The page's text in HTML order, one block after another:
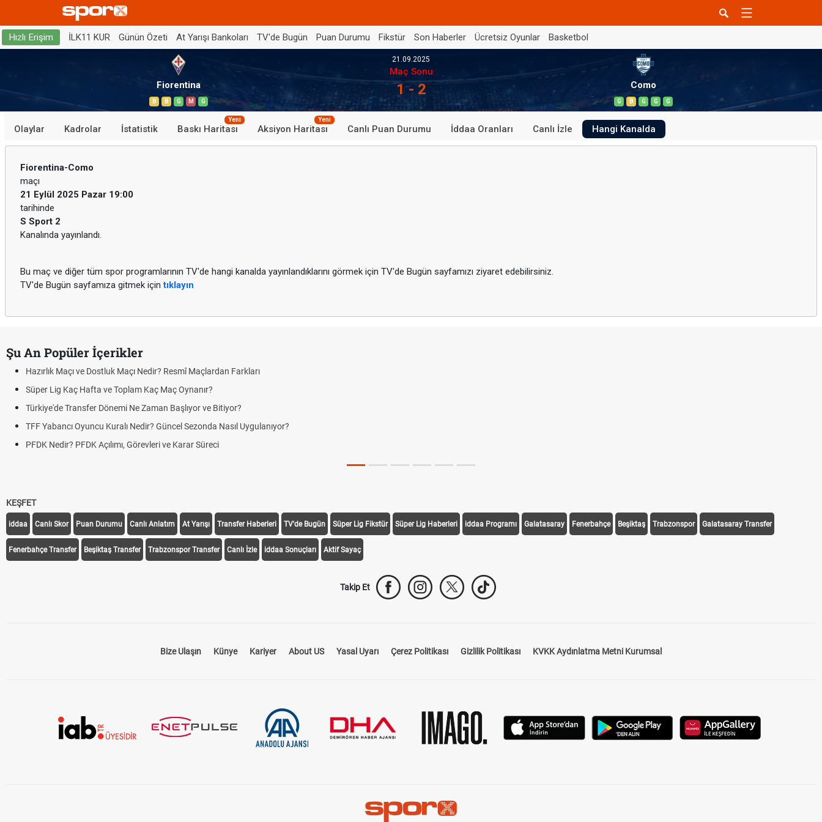
Hızlı Erişim İLK11 KUR Günün Özeti At Yarışı Bankoları TV'de Bugün Puan Durumu Fikstür Son Haberler Ücretsiz Oyunlar Basketbol
Fiorentina
B B G M G
21.09.2025
Maç Sonu
1 - 2 Como
G B G G G
Olaylar Kadrolar İstatistik Baskı Haritası
Yeni
Aksiyon Haritası
Yeni
Canlı Puan Durumu İddaa Oranları Canlı İzle Hangi Kanalda
Fiorentina-Como
maçı
21 Eylül 2025 Pazar 19:00
tarihinde
S Sport 2
Kanalında yayınlandı.
Bu maç ve diğer tüm spor programlarının TV'de hangi kanalda yayınlandıklarını görmek için TV'de Bugün sayfamızı ziyaret edebilirsiniz.
TV'de Bugün sayfamıza gitmek içintıklayın
Şu An Popüler İçerikler
Hazırlık Maçı ve Dostluk Maçı Nedir? Resmî Maçlardan Farkları
Süper Lig Kaç Hafta ve Toplam Kaç Maç Oynanır?
Türkiye'de Transfer Dönemi Ne Zaman Başlıyor ve Bitiyor?
TFF Yabancı Oyuncu Kuralı Nedir? Güncel Sezonda Nasıl Uygulanıyor?
PFDK Nedir? PFDK Açılımı, Görevleri ve Karar Süreci
KEŞFET
iddaa Canlı Skor Puan Durumu Canlı Anlatım At Yarışı Transfer Haberleri TV'de Bugün Süper Lig Fikstür Süper Lig Haberleri iddaa Programı Galatasaray Fenerbahçe Beşiktaş Trabzonspor Galatasaray Transfer
Fenerbahçe Transfer Beşiktaş Transfer Trabzonspor Transfer Canlı İzle iddaa Sonuçları Aktif Sayaç
Takip Et
Bize Ulaşın Künye Kariyer About US Yasal Uyarı Çerez Politikası Gizlilik Politikası KVKK Aydınlatma Metni Kurumsal